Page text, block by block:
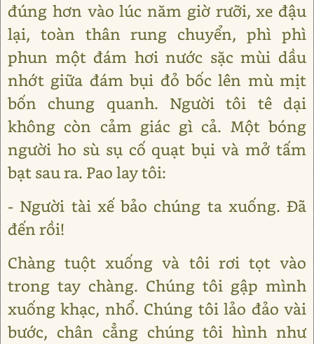
đúng hơn vào lúc năm giờ rưỡi, xe đậu
lại, toàn thân rung chuyển, phì phì
phun một đám hơi nước sặc mùi dầu
nhớt giữa đám bụi đỏ bốc lên mù mịt
bốn chung quanh. Người tôi tê dại
không còn cảm giác gì cả. Một bóng
người ho sù sụ cố quạt bụi và mở tấm
bạt sau ra. Pao lay tôi:
- Người tài xế bảo chúng ta xuống. Đã
đến rồi!
Chàng tuột xuống và tôi rơi tọt vào
trong tay chàng. Chúng tôi gập mình
xuống khạc, nhổ. Chúng tôi lảo đảo vài
bước, chân cẳng chúng tôi hình như